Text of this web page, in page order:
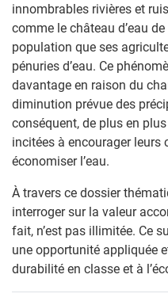
innombrables rivières et
comme le château d’eau
population que ses
pénuries d’eau. Ce
davantage en raison du
diminution prévue des
conséquent, de plus en
incitées à encourager leurs
économiser l’eau.
À travers ce dossier
interroger sur la valeur
fait, n’est pas illimitée. Ce
une opportunité appliquée
durabilité en classe et à